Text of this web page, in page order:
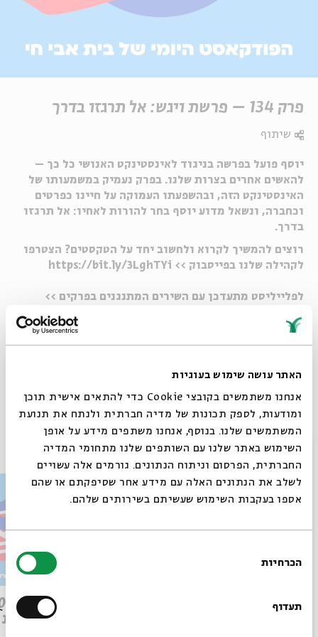
האתר עושה שימוש בעוגיות
אנחנו משתמשים בקובצי Cookie כדי להתאים אישית תוכן
ומודעות, לספק תכונות של מדיה חברתית ולנתח את תנועת
המשתמשים שלנו. בנוסף, אנחנו משתפים מידע על אופן
השימוש באתר שלנו עם השותפים שלנו מתחומי המדיה
החברתית, הפרסום וניתוח הנתונים. גורמים אלה עשויים
לשלב את הנתונים האלה עם מידע אחר שסיפקתם או שהם
אספו בעקבות השימוש שעשיתם בשירותים שלהם.
הסכמה
הכרחיות
תעדוף
פרק 134 – פרשת ויגש: אל תרגזו בדרך
יוסף פועל בפרשה בניגוד לאינסטינקט האנושי כל כך –
להאשים אחרים בצרות שלנו. בפרק נעמיק במשמעותו של
האינסטינקט הזה, ובהשפעתו העמוקה על חיינו כפרטים
וכחברה, ונשאל מדוע יוסף בחר להורות לאחיו: אל תרגזו
בדרך.
רוצים להמשיך לקרוא ולחשוב יחד על הטקסטים? הצטרפו
לקהילה שלנו בפייסבוק >>
לפלייליסט מתעדכן עם השירים המתנגנים בפרקים >>
שיתוף
לקבלת עדכונים על פרק חדש ב- Whatsapp
Email
פרקים נוספים בסדרה
לוהטת
סגור